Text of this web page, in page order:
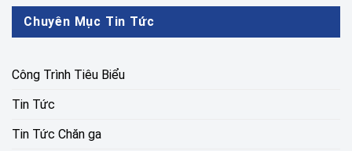
Chuyên Mục Tin Tức
Công Trình Tiêu Biểu
Tin Tức
Tin Tức Chăn ga